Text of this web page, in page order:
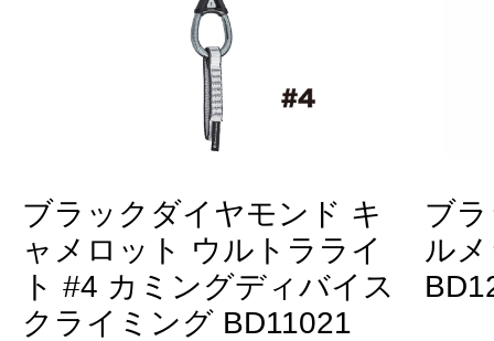
ブラックダイヤモンド キ
ャメロット ウルトラライ
ト #4 カミングディバイス
クライミング BD11021
ブ
ル